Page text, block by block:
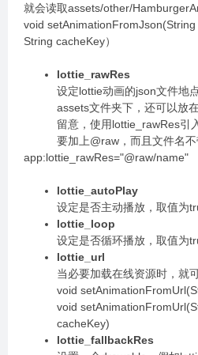
就会读取assets/other/
void
String cacheKey）
lottie_rawRes
设定lottie动画的json文件地
assets文件夹下，还可以放
留意，使用lottie_rawRes引
要加上@raw，而且文件名
app:lottie_rawRes="@raw/name"
lottie_autoPlay
设定是否主动播放，取值为
lottie_loop
设定是否循环播放，取值为
lottie_url
当必要加载在线资源时，就
void
void
cacheKey)
lottie_fallbackRes